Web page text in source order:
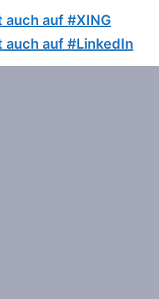
auf #XING
auf #LinkedIn